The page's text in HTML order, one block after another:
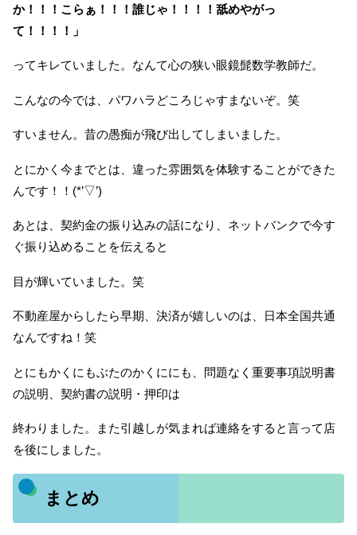
か！！！こらぁ！！！誰じゃ！！！！舐めやがっ
て！！！！」
ってキレていました。なんて心の狭い眼鏡髭数学教師だ。
こんなの今では、パワハラどころじゃすまないぞ。笑
すいません。昔の愚痴が飛び出してしまいました。
とにかく今までとは、違った雰囲気を体験することができた
んです！！(*’▽’)
あとは、契約金の振り込みの話になり、ネットバンクで今す
ぐ振り込めることを伝えると
目が輝いていました。笑
不動産屋からしたら早期、決済が嬉しいのは、日本全国共通
なんですね！笑
とにもかくにもぶたのかくににも、問題なく重要事項説明書
の説明、契約書の説明・押印は
終わりました。また引越しが気まれば連絡をすると言って店
を後にしました。
まとめ